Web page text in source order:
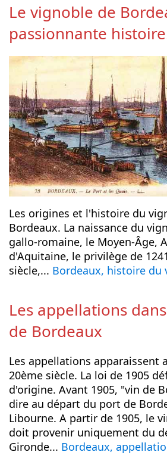
Le vignoble de
passionnante
Les origines et l'histoire du
Bordeaux. La naissance du
gallo-romaine, le Moyen-Âge,
d'Aquitaine, le privilège de
siècle,... Bordeaux, histoire du
Les appellations
de Bordeaux
Les appellations apparaissent
20ème siècle. La loi de 1905
d'origine. Avant 1905, "vin de
dire au départ du port de
Libourne. A partir de 1905, le
doit provenir uniquement du
Gironde... Bordeaux,